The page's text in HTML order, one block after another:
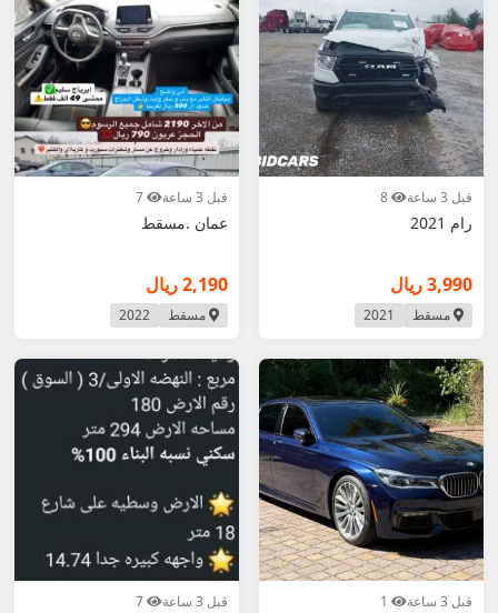
قبل 3 ساعة
رام 2021
3,990 ريال
مسقط 2021
قبل 3 ساعة
عمان .مسقط
2,190 ريال
مسقط 2022
قبل 3 ساعة قبل 3 ساعة